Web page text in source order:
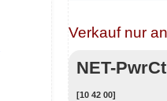
Verkauf nur
NET-
[10 42 00]